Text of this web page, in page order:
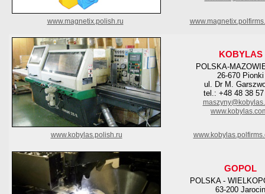
www.magnetix.polish.ru
KOBYLAS
POLSKA-
26-670 Pionki
ul. Dr M.
tel.: +48 48 38 57
www.kobylas.polish.ru
GOPOL
POLSKA -
63-200 Jarocin